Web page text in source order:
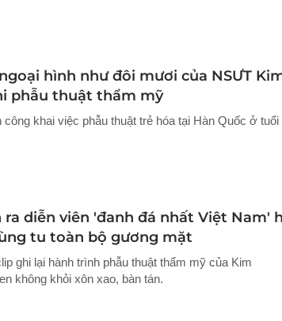
hình như đôi mươi của NSƯT
phẫu thuật thẩm mỹ
khai việc phẫu thuật trẻ hóa tại Hàn Quốc ở tuổi
ra diễn viên 'đanh đá nhất Việt Nam'
tu toàn bộ gương mặt
ghi lại hành trình phẫu thuật thẩm mỹ của Kim
không khỏi xôn xao, bàn tán.